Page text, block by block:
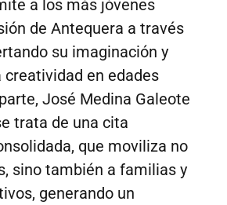
a los más jóvenes
de Antequera a través
su imaginación y
en edades
José Medina Galeote
trata de una cita
que moviliza no
sino también a familias y
generando un